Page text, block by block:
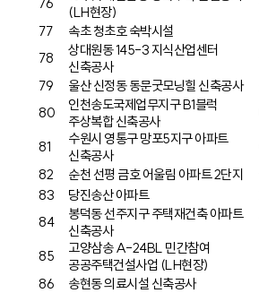
(LH현장)
77
속초 청초호 숙박시설
78
상대원동 145-3 지식산업센터
신축공사
79
울산 신정동 동문굿모닝힐 신축공사
80
인천송도국제업무지구 B1블럭
주상복합 신축공사
81
수원시 영통구 망포5지구 아파트
신축공사
82
순천 선평 금호 어울림 아파트 2단지
83
당진송산 아파트
84
봉덕동 선주지구 주택재건축 아파트
신축공사
85
고양삼송 A-24BL 민간참여
공공주택건설사업 (LH현장)
86
송현동 의료시설 신축공사